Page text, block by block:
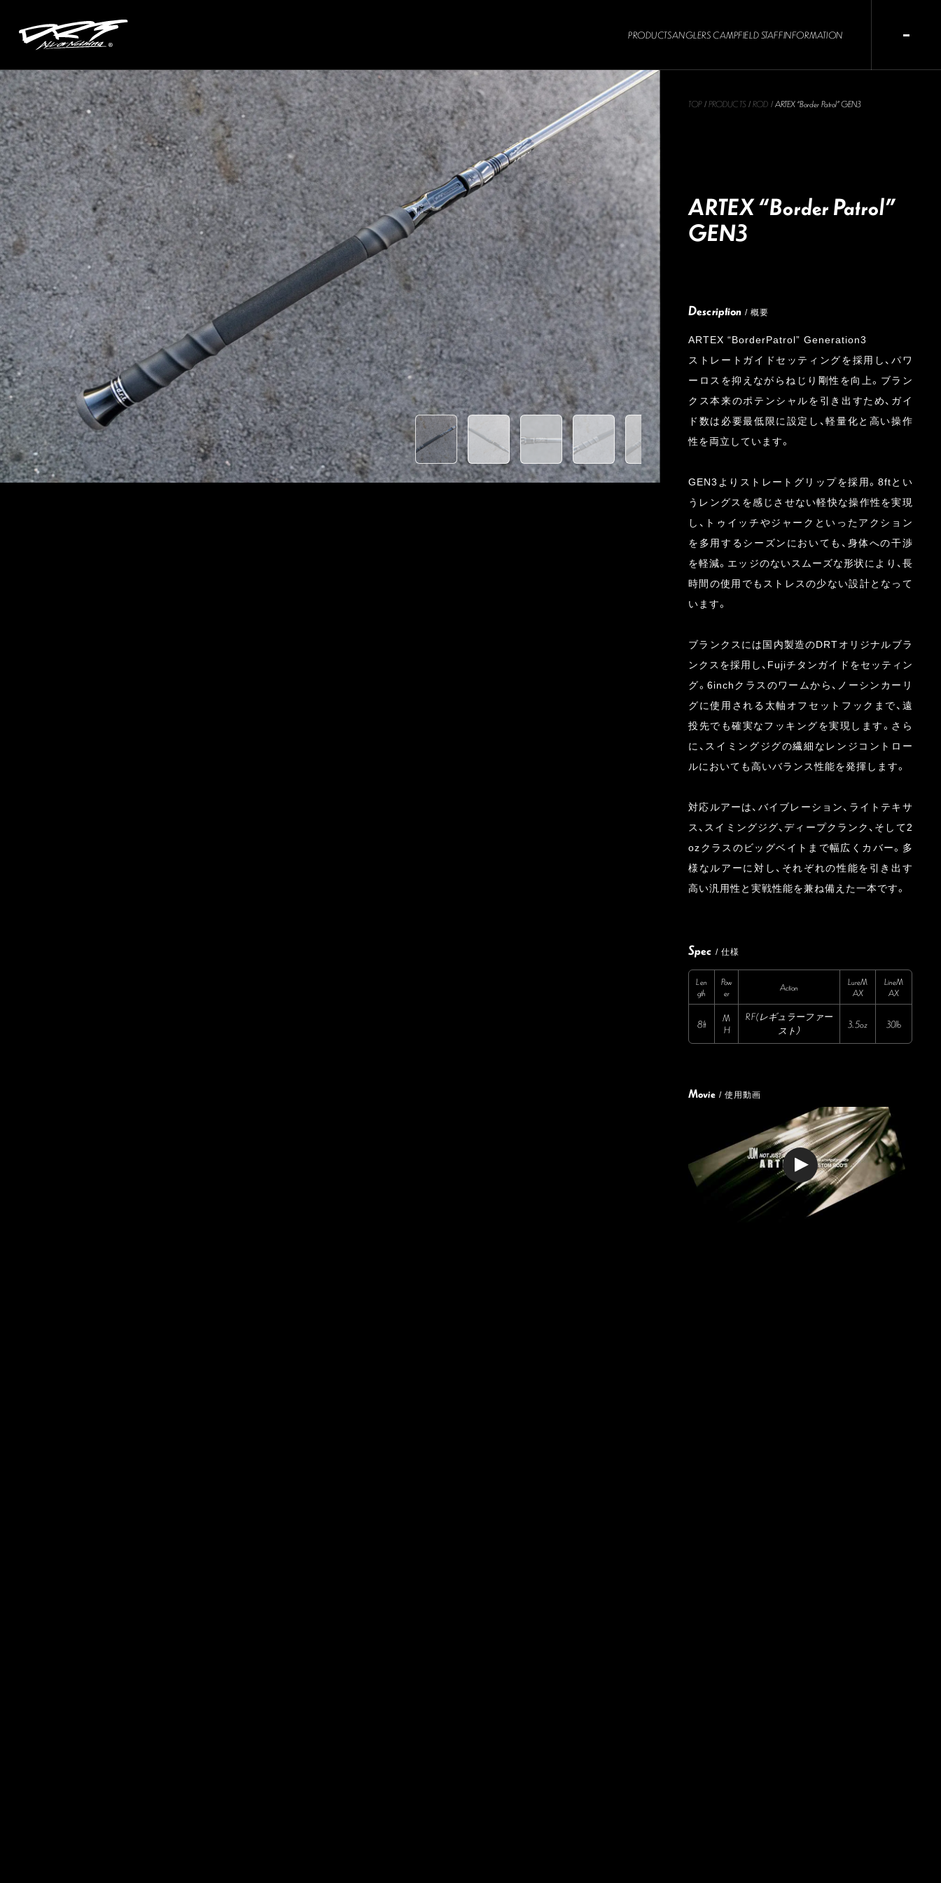
PRODUCTSANGLERS CAMPFIELD STAFFINFORMATION
TOP/ PRODUCTS/ROD / ARTEX “Border Patrol” GEN3
ARTEX “Border Patrol”
GEN3
Description / 概要
ARTEX “BorderPatrol” Generation3
ストレートガイドセッティングを採用し、パワ
ーロスを抑えながらねじり剛性を向上。ブラン
クス本来のポテンシャルを引き出すため、ガイ
ド数は必要最低限に設定し、軽量化と高い操作
性を両立しています。
GEN3よりストレートグリップを採用。8ftとい
うレングスを感じさせない軽快な操作性を実現
し、トゥイッチやジャークといったアクション
を多用するシーズンにおいても、身体への干渉
を軽減。エッジのないスムーズな形状により、長
時間の使用でもストレスの少ない設計となって
います。
ブランクスには国内製造のDRTオリジナルブラ
ンクスを採用し、Fujiチタンガイドをセッティン
グ。6inchクラスのワームから、ノーシンカーリ
グに使用される太軸オフセットフックまで、遠
投先でも確実なフッキングを実現します。さら
に、スイミングジグの繊細なレンジコントロー
ルにおいても高いバランス性能を発揮します。
対応ルアーは、バイブレーション、ライトテキサ
ス、スイミングジグ、ディープクランク、そして2
ozクラスのビッグベイトまで幅広くカバー。多
様なルアーに対し、それぞれの性能を引き出す
高い汎用性と実戦性能を兼ね備えた一本です。
Spec / 仕様
Len
gth
Pow
er
Action
LureM
AX
LineM
AX
8ft
M
H
RF(レギュラーファー
スト）
3.5oz 30lb
Movie / 使用動画